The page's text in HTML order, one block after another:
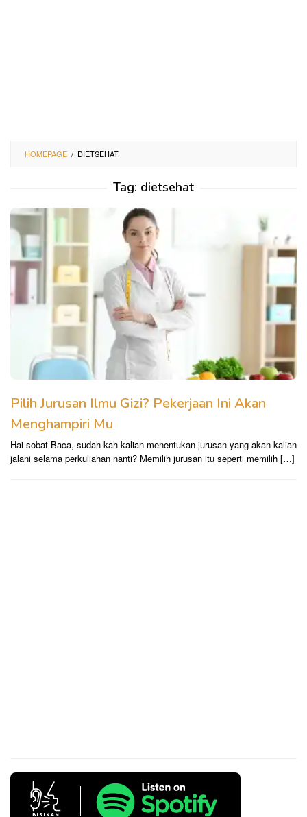
HOMEPAGE / DIETSEHAT
Tag: dietsehat
Pilih Jurusan Ilmu Gizi? Pekerjaan Ini Akan
Menghampiri Mu
Hai sobat Baca, sudah kah kalian menentukan jurusan yang akan kalian
jalani selama perkuliahan nanti? Memilih jurusan itu seperti memilih […]